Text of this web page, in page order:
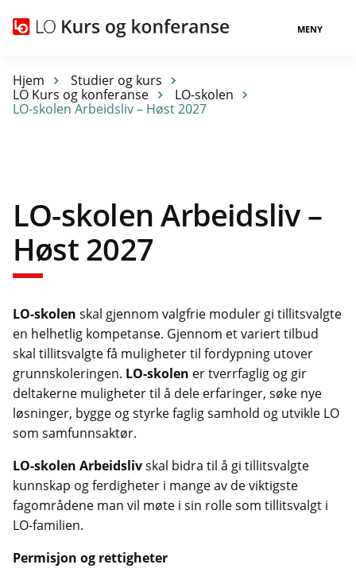
MENY
Hjem
Studier og kurs
LO Kurs og konferanse
LO-skolen
LO-skolen Arbeidsliv – Høst 2027
LO-skolen Arbeidsliv –
Høst 2027
LO-skolen skal gjennom valgfrie moduler gi tillitsvalgte
en helhetlig kompetanse. Gjennom et variert tilbud
skal tillitsvalgte få muligheter til fordypning utover
grunnskoleringen. LO-skolen er tverrfaglig og gir
deltakerne muligheter til å dele erfaringer, søke nye
løsninger, bygge og styrke faglig samhold og utvikle LO
som samfunnsaktør.
LO-skolen Arbeidslivskal bidra til å gi tillitsvalgte
kunnskap og ferdigheter i mange av de viktigste
fagområdene man vil møte i sin rolle som tillitsvalgt i
LO-familien.
Permisjon og rettigheter